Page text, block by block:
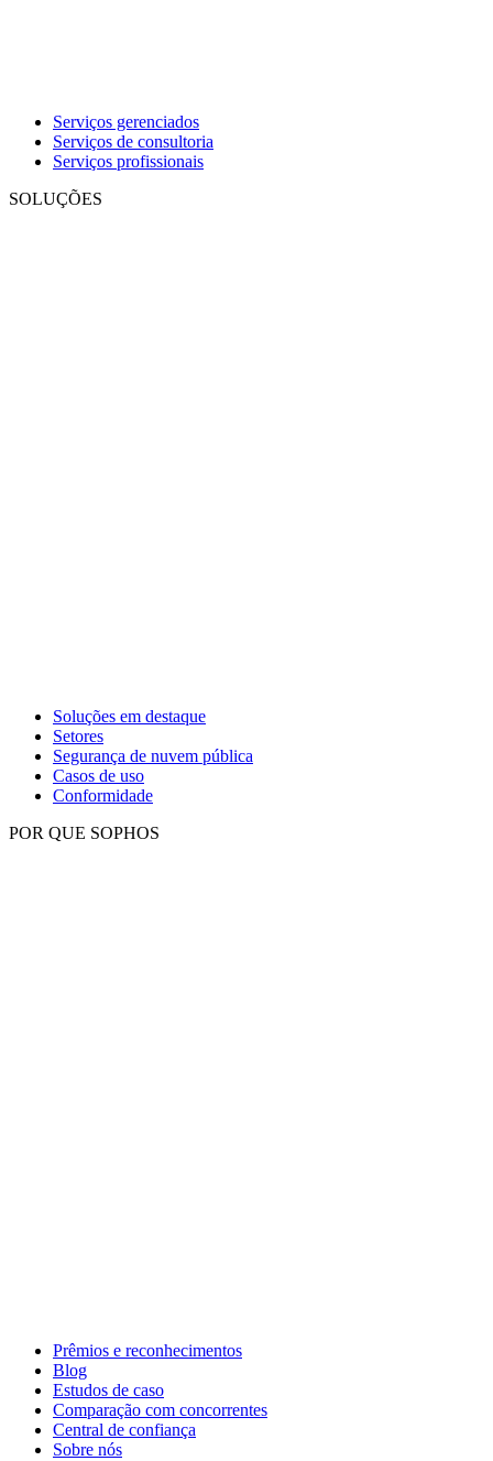
Serviços gerenciados
Serviços de consultoria
Serviços profissionais
SOLUÇÕES
Soluções em destaque
Setores
Segurança de nuvem pública
Casos de uso
Conformidade
POR QUE SOPHOS
Prêmios e reconhecimentos
Blog
Estudos de caso
Comparação com concorrentes
Central de confiança
Sobre nós